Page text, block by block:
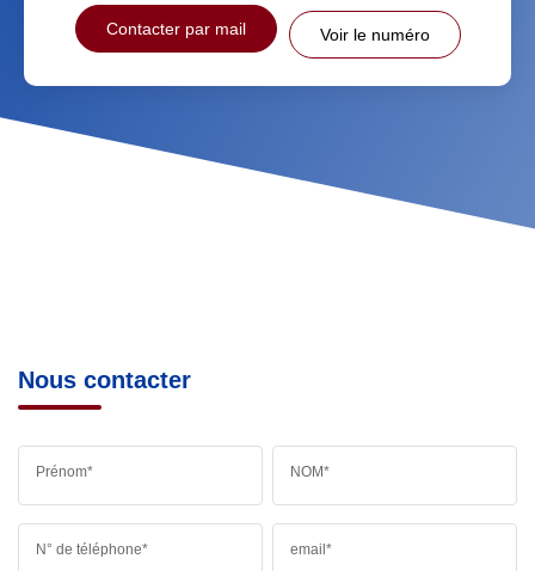
Contacter par mail Voir le numéro
Nous contacter
Prénom* NOM*
N° de téléphone* email*